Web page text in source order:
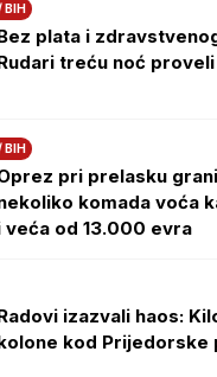
BIH
plata i
treću noć proveli
BIH
pri prelasku
komada voća
veća od 13.000 evra
izazvali haos:
kod Prijedorske